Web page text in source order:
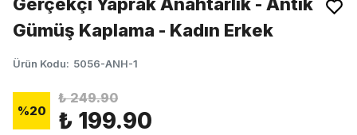
Gümüş Kaplama - Kadın Erkek
Ürün Kodu: 5056-ANH-1
%20
₺ 249.90
₺ 199.90